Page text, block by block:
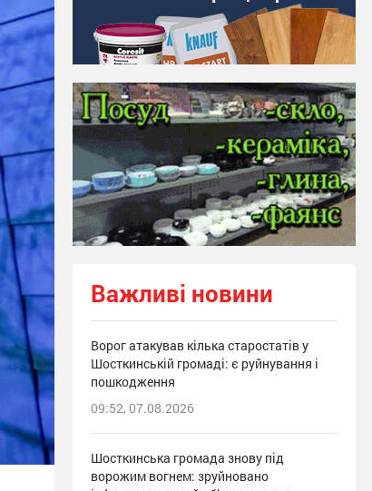
Важливі новини
Ворог атакував кілька старостатів у
Шосткинській громаді: є руйнування і
пошкодження
09:52, 07.08.2026
Шосткинська громада знову під
ворожим вогнем: зруйновано